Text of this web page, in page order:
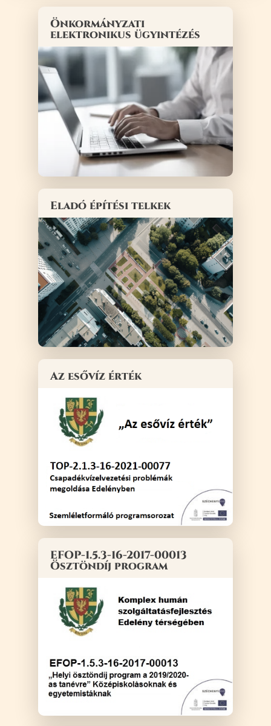
Önkormányzati
elektronikus ügyintézés
Eladó építési telkek
Az esővíz érték
EFOP-1.5.3-16-2017-00013
Ösztöndíj program